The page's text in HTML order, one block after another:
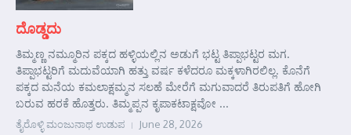
ದೊಡ್ಡದು
ತಿಮ್ಮಣ್ಣ ನಮ್ಮೂರಿನ ಪಕ್ಕದ ಹಳ್ಳಿಯಲ್ಲಿನ ಅಡುಗೆ ಭಟ್ಟ ತಿಪ್ಪಾಭಟ್ಟರ ಮಗ.
ತಿಪ್ಪಾಭಟ್ಟರಿಗೆ ಮದುವೆಯಾಗಿ ಹತ್ತು ವರ್ಷ ಕಳೆದರೂ ಮಕ್ಕಳಾಗಿರಲಿಲ್ಲ. ಕೊನೆಗೆ
ಪಕ್ಕದ ಮನೆಯ ಕಮಲಾಕ್ಷಮ್ಮನ ಸಲಹೆ ಮೇರೆಗೆ ಮಗುವಾದರೆ ತಿರುಪತಿಗೆ ಹೋಗಿ
ಬರುವ ಹರಕೆ ಹೊತ್ತರು. ತಿಮ್ಮಪ್ಪನ ಕೃಪಾಕಟಾಕ್ಷವೋ ...
ತೈರೊಳ್ಳಿ ಮಂಜುನಾಥ ಉಡುಪ June 28, 2026